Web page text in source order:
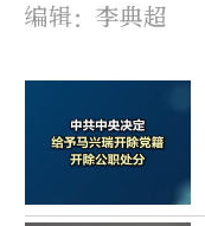
编辑：李典超